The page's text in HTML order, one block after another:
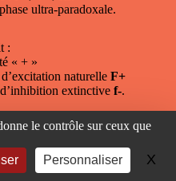
ultra-paradoxale.
:
« + »
naturelle F+
extinctive f-.
Nord / automne Sud
et "+" pour Nord
Lenteur ou inertie car le
le contrôle sur ceux que
Personnaliser X